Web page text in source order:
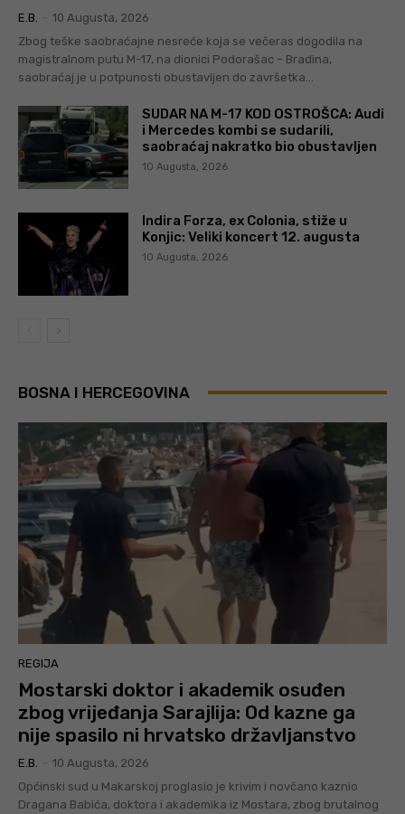
E.B.
10 Augusta, 2026
Zbog teške saobraćajne nesreće koja se večeras dogodila na
magistralnom putu M-17, na dionici Podorašac – Bradina,
saobraćaj je u potpunosti obustavljen do završetka...
SUDAR NA M-17 KOD OSTROŠCA: Audi
i Mercedes kombi se sudarili,
saobraćaj nakratko bio obustavljen
10 Augusta, 2026
Indira Forza, ex Colonia, stiže u
Konjic: Veliki koncert 12. augusta
10 Augusta, 2026
BOSNA I HERCEGOVINA
REGIJA
Mostarski doktor i akademik osuđen
zbog vrijeđanja Sarajlija: Od kazne ga
nije spasilo ni hrvatsko državljanstvo
E.B.
10 Augusta, 2026
Općinski sud u Makarskoj proglasio je krivim i novčano kaznio
Dragana Babića, doktora i akademika iz Mostara, zbog brutalnog